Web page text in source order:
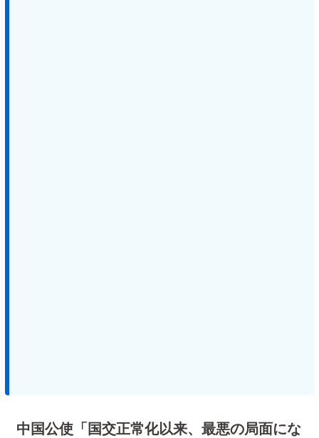
中国公使「国交正常化以来、最悪の局面にな